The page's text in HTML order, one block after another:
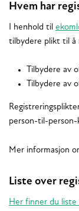
Hvem har
I henhold til
tilbydere plikt til å
Tilbydere av
Tilbydere av
person-til-person-
Mer informasjon
Liste over
Her finner du